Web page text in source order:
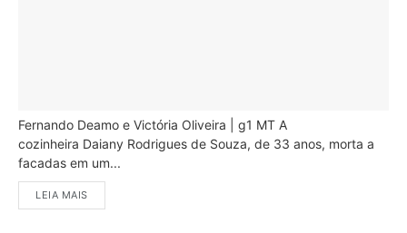
Fernando Deamo e Victória Oliveira | g1 MT A
cozinheira Daiany Rodrigues de Souza, de 33 anos, morta a
facadas em um...
LEIA MAIS